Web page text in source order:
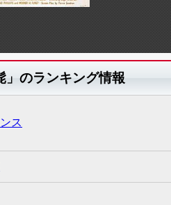
」のランキング情報
ス